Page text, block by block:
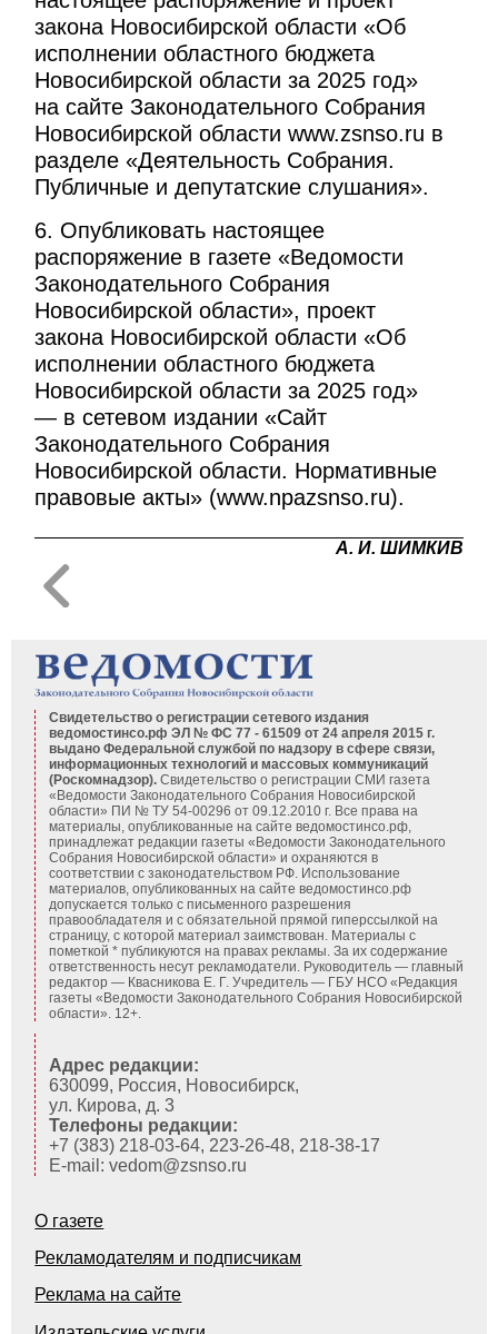
закона Новосибирской области «Об
исполнении областного бюджета
Новосибирской области за 2025 год»
на сайте Законодательного Собрания
Новосибирской области www.zsnso.ru в
разделе «Деятельность Собрания.
Публичные и депутатские слушания».
6. Опубликовать настоящее
распоряжение в газете «Ведомости
Законодательного Собрания
Новосибирской области», проект
закона Новосибирской области «Об
исполнении областного бюджета
Новосибирской области за 2025 год»
— в сетевом издании «Сайт
Законодательного Собрания
Новосибирской области. Нормативные
правовые акты» (www.npazsnso.ru).
А. И. ШИМКИВ
Свидетельство о регистрации сетевого издания
ведомостинсо.рф ЭЛ № ФС 77 - 61509 от 24 апреля 2015 г.
выдано Федеральной службой по надзору в сфере связи,
информационных технологий и массовых коммуникаций
(Роскомнадзор). Свидетельство о регистрации СМИ газета
«Ведомости Законодательного Собрания Новосибирской
области» ПИ № ТУ 54-00296 от 09.12.2010 г. Все права на
материалы, опубликованные на сайте ведомостинсо.рф,
принадлежат редакции газеты «Ведомости Законодательного
Собрания Новосибирской области» и охраняются в
соответствии с законодательством РФ. Использование
материалов, опубликованных на сайте ведомостинсо.рф
допускается только с письменного разрешения
правообладателя и с обязательной прямой гиперссылкой на
страницу, с которой материал заимствован. Материалы с
пометкой * публикуются на правах рекламы. За их содержание
ответственность несут рекламодатели. Руководитель — главный
редактор — Квасникова Е. Г. Учредитель — ГБУ НСО «Редакция
газеты «Ведомости Законодательного Собрания Новосибирской
области». 12+.
Адрес редакции:
630099, Россия, Новосибирск,
ул. Кирова, д. 3
Телефоны редакции:
+7 (383) 218-03-64, 223-26-48, 218-38-17
E-mail: vedom@zsnso.ru
О газете
Рекламодателям и подписчикам
Реклама на сайте